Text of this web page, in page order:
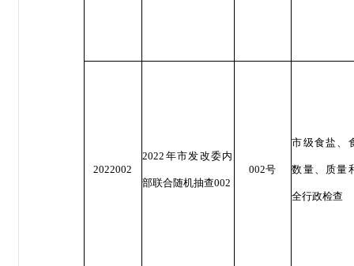
2022002
2022年市发改委内
部联合随机抽查002
002号
市级食盐、
数量、质量
全行政检查